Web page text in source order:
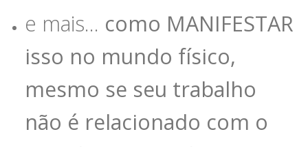
e mais… como MANIFESTAR
isso no mundo físico,
mesmo se seu trabalho
não é relacionado com o